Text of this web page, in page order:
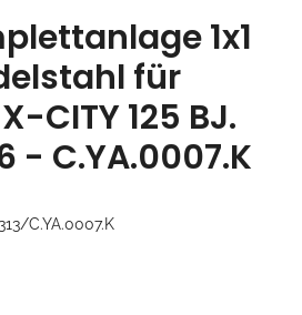
1x1
für
CITY 125 BJ.
- C.YA.0007.K
C.YA.0007.K